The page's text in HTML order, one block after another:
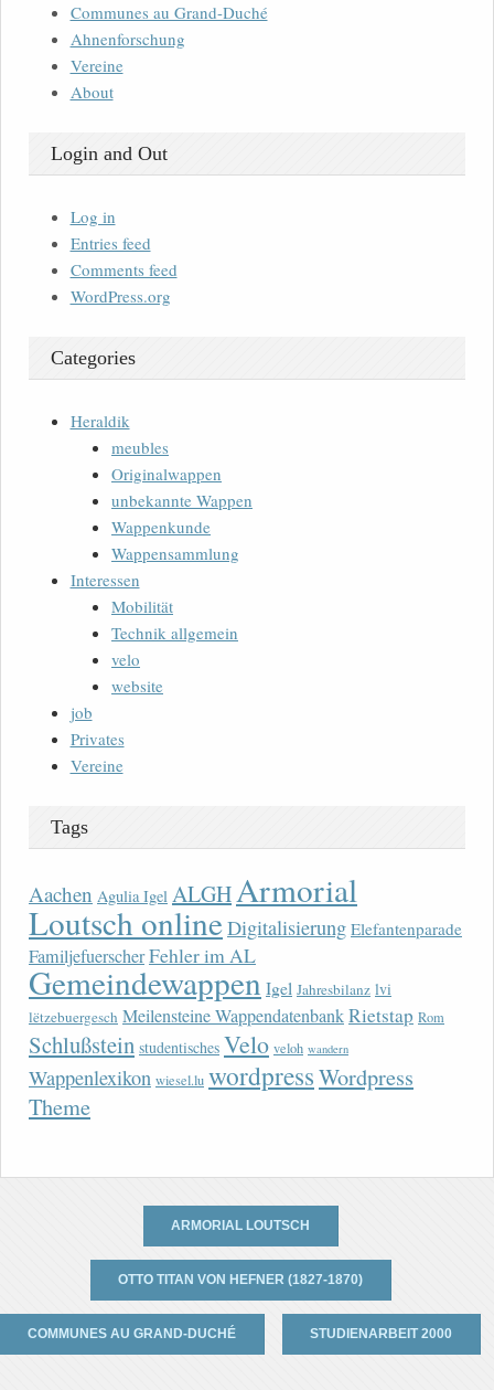
Communes au Grand-Duché
Ahnenforschung
Vereine
About
Login and Out
Log in
Entries feed
Comments feed
WordPress.org
Categories
Heraldik
meubles
Originalwappen
unbekannte Wappen
Wappenkunde
Wappensammlung
Interessen
Mobilität
Technik allgemein
velo
website
job
Privates
Vereine
Tags
Aachen Agulia Igel ALGHArmorial
Loutsch onlineDigitalisierung Elefantenparade
FamiljefuerscherFehler im AL
Gemeindewappen Igel Jahresbilanz lvi
lëtzebuergesch Meilensteine WappendatenbankRietstap Rom
Schlußstein studentisches Velo veloh wandern
Wappenlexikon wiesel.lu wordpressWordpress
Theme
ARMORIAL LOUTSCH
OTTO TITAN VON HEFNER (1827-1870)
COMMUNES AU GRAND-DUCHÉ STUDIENARBEIT 2000